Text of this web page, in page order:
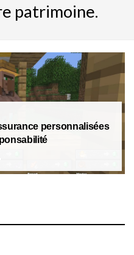
patrimoine.
personnalisées